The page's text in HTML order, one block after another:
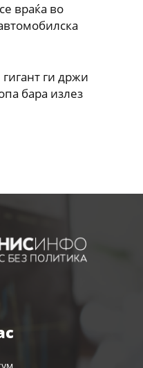
враќа во
ги држи
бара излез